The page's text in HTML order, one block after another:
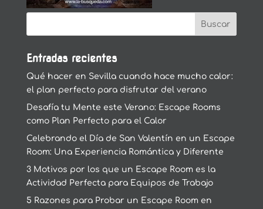
Entradas recientes
Qué hacer en Sevilla cuando hace mucho calor:
el plan perfecto para disfrutar del verano
Desafía tu Mente este Verano: Escape Rooms
como Plan Perfecto para el Calor
Celebrando el Día de San Valentín en un Escape
Room: Una Experiencia Romántica y Diferente
3 Motivos por los que un Escape Room es la
Actividad Perfecta para Equipos de Trabajo
5 Razones para Probar un Escape Room en